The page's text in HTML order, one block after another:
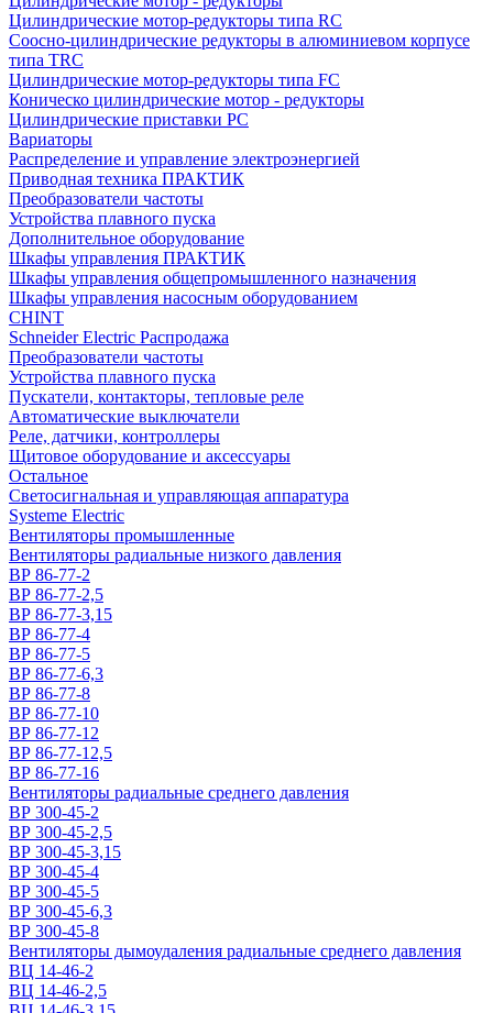
Цилиндрические мотор-редукторы типа RC
Соосно-цилиндрические редукторы в алюминиевом корпусе
типа TRC
Цилиндрические мотор-редукторы типа FC
Коническо цилиндрические мотор - редукторы
Цилиндрические приставки PC
Вариаторы
Распределение и управление электроэнергией
Приводная техника ПРАКТИК
Преобразователи частоты
Устройства плавного пуска
Дополнительное оборудование
Шкафы управления ПРАКТИК
Шкафы управления общепромышленного назначения
Шкафы управления насосным оборудованием
CHINT
Schneider Electric Распродажа
Преобразователи частоты
Устройства плавного пуска
Пускатели, контакторы, тепловые реле
Автоматические выключатели
Реле, датчики, контроллеры
Щитовое оборудование и аксессуары
Остальное
Светосигнальная и управляющая аппаратура
Systeme Electric
Вентиляторы промышленные
Вентиляторы радиальные низкого давления
ВР 86-77-2
ВР 86-77-2,5
ВР 86-77-3,15
ВР 86-77-4
ВР 86-77-5
ВР 86-77-6,3
ВР 86-77-8
ВР 86-77-10
ВР 86-77-12
ВР 86-77-12,5
ВР 86-77-16
Вентиляторы радиальные среднего давления
ВР 300-45-2
ВР 300-45-2,5
ВР 300-45-3,15
ВР 300-45-4
ВР 300-45-5
ВР 300-45-6,3
ВР 300-45-8
Вентиляторы дымоудаления радиальные среднего давления
ВЦ 14-46-2
ВЦ 14-46-2,5